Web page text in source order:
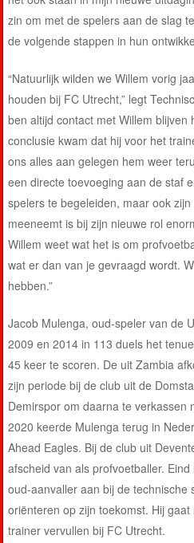
zin om met de spelers aan de slag
de volgende stappen in hun
“Natuurlijk wilden we Willem vorig
houden bij FC Utrecht,” legt
ben altijd contact met Willem blijven
conclusie kwam dat hij voor het
ons alles aan gelegen hem weer
een directe toevoeging aan de staf
spelers te begeleiden, maar ook
meeneemt is bij zijn nieuwe rol
Willem weet wat het is om
wat er dan van je gevraagd wordt.
hebben.”
Jacob Mulenga, oud-speler van de
2009 en 2014 in 113 duels het
45 keer te scoren. De uit Zambia
zijn periode bij de club uit de
Demirspor om daarna te verkassen
2020 keerde Mulenga terug in
Ahead Eagles. Bij de club uit
afscheid van als profvoetballer.
oud-aanvaller aan bij de technische
oriënteren op zijn toekomst. Hij
trainer vervullen bij FC Utrecht.